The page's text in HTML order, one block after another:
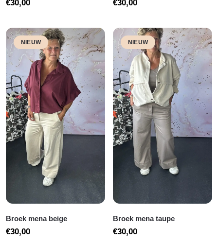
€30,00 €30,00
NIEUW
Broek mena beige
€30,00
NIEUW
Broek mena taupe
€30,00